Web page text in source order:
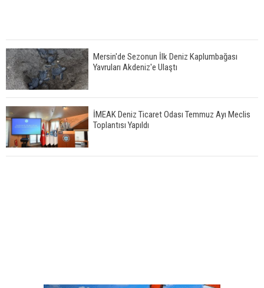
Mersin'de Sezonun İlk Deniz Kaplumbağası
Yavruları Akdeniz'e Ulaştı
İMEAK Deniz Ticaret Odası Temmuz Ayı Meclis
Toplantısı Yapıldı